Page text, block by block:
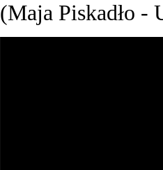
(Maja Piskadło -